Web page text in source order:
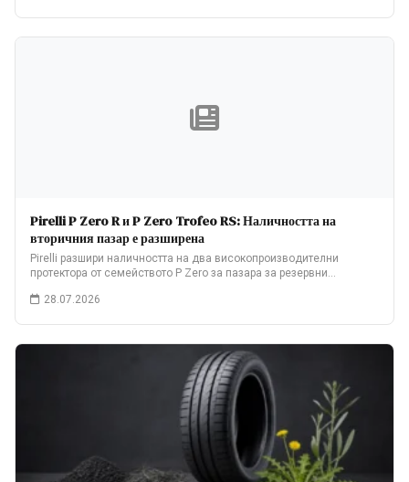
Pirelli P Zero R и P Zero Trofeo RS: Наличността на
вторичния пазар е разширена
Pirelli разшири наличността на два високопроизводителни
протектора от семейството P Zero за пазара за резервни…
28.07.2026